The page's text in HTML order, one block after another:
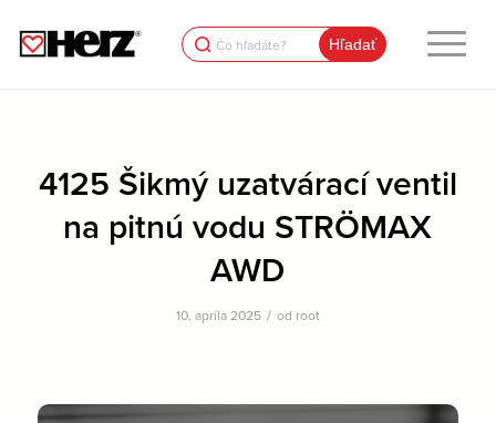
Search
for:
4125 Šikmý uzatvárací ventil
na pitnú vodu STRÖMAX
AWD
10. apríla 2025 / od root